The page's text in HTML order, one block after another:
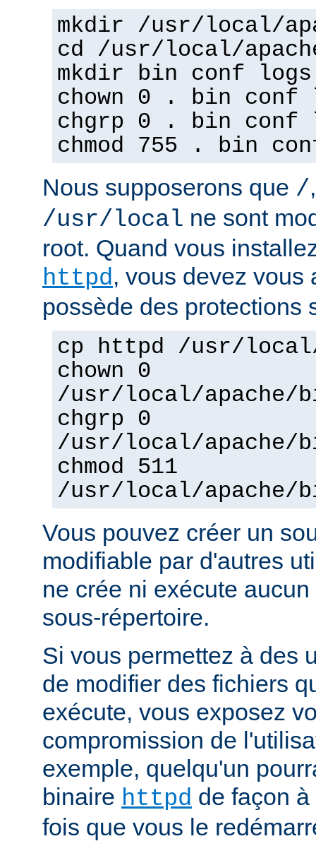
mkdir /usr/local/
cd /usr/local/
mkdir bin conf logs
chown 0 . bin conf
chgrp 0 . bin conf
chmod 755 . bin
Nous supposerons que /
/usr/local ne sont
root. Quand vous
httpd, vous devez vous
possède des protections
cp httpd /usr/
chown 0
/usr/local/apache/
chgrp 0
/usr/local/apache/
chmod 511
/usr/local/apache/
Vous pouvez créer un
modifiable par d'autres
ne crée ni exécute
sous-répertoire.
Si vous permettez à des
de modifier des fichiers
exécute, vous exposez
compromission de
exemple, quelqu'un
binaire httpd de façon
fois que vous le